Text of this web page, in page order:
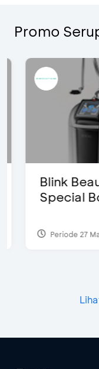
Promo
Blink
Special
Periode 27 Mar